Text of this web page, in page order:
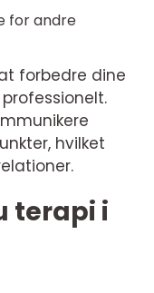
for andre
forbedre dine
hvilket
terapi i